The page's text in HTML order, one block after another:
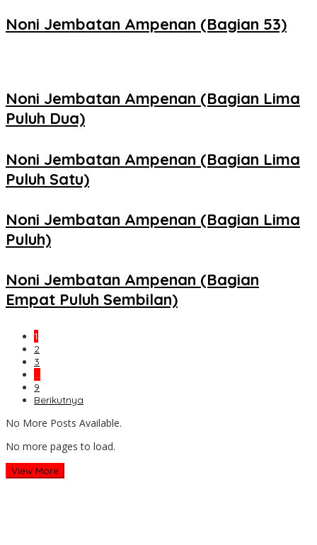
Noni Jembatan Ampenan (Bagian 53)
Noni Jembatan Ampenan (Bagian Lima
Puluh Dua)
Noni Jembatan Ampenan (Bagian Lima
Puluh Satu)
Noni Jembatan Ampenan (Bagian Lima
Puluh)
Noni Jembatan Ampenan (Bagian
Empat Puluh Sembilan)
1
2
3
…
9
Berikutnya
No More Posts Available.
No more pages to load.
View More